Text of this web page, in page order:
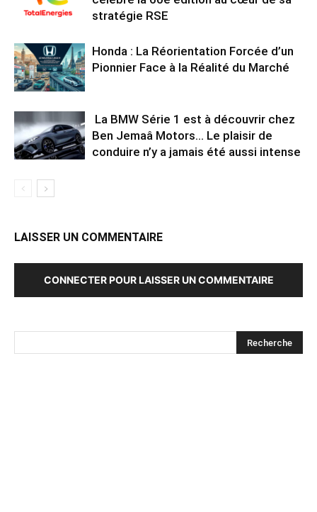
stratégie RSE
Honda : La Réorientation Forcée d’un
Pionnier Face à la Réalité du Marché
La BMW Série 1 est à découvrir chez
Ben Jemaâ Motors… Le plaisir de
conduire n’y a jamais été aussi intense
LAISSER UN COMMENTAIRE
CONNECTER POUR LAISSER UN COMMENTAIRE